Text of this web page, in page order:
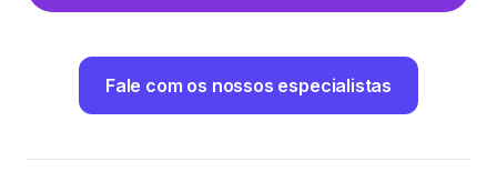
Fale com os nossos especialistas